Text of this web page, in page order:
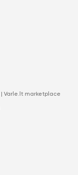
Varle.lt marketplace